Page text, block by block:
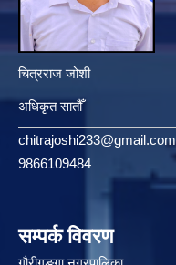
चित्रराज जोशी
अधिकृत सातौँ
chitrajoshi233@gmail.com
9866109484
सम्पर्क विवरण